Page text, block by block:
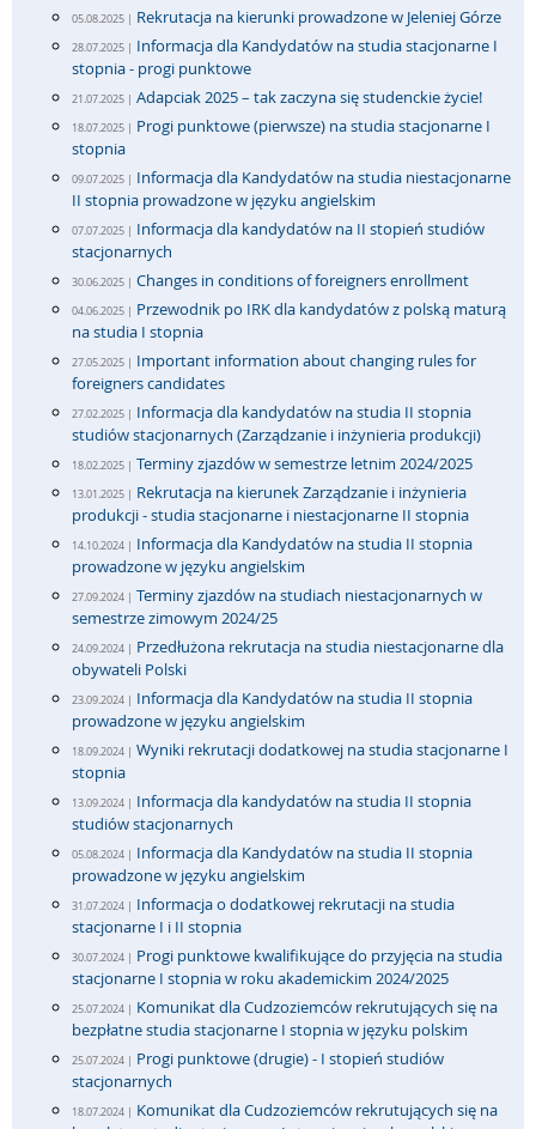
05.08.2025 | Rekrutacja na kierunki prowadzone w Jeleniej Górze
28.07.2025 | Informacja dla Kandydatów na studia stacjonarne I
stopnia - progi punktowe
21.07.2025 | Adapciak 2025 – tak zaczyna się studenckie życie!
18.07.2025 | Progi punktowe (pierwsze) na studia stacjonarne I
stopnia
09.07.2025 | Informacja dla Kandydatów na studia niestacjonarne
II stopnia prowadzone w języku angielskim
07.07.2025 | Informacja dla kandydatów na II stopień studiów
stacjonarnych
30.06.2025 | Changes in conditions of foreigners enrollment
04.06.2025 | Przewodnik po IRK dla kandydatów z polską maturą
na studia I stopnia
27.05.2025 | Important information about changing rules for
foreigners candidates
27.02.2025 | Informacja dla kandydatów na studia II stopnia
studiów stacjonarnych (Zarządzanie i inżynieria produkcji)
18.02.2025 | Terminy zjazdów w semestrze letnim 2024/2025
13.01.2025 | Rekrutacja na kierunek Zarządzanie i inżynieria
produkcji - studia stacjonarne i niestacjonarne II stopnia
14.10.2024 | Informacja dla Kandydatów na studia II stopnia
prowadzone w języku angielskim
27.09.2024 | Terminy zjazdów na studiach niestacjonarnych w
semestrze zimowym 2024/25
24.09.2024 | Przedłużona rekrutacja na studia niestacjonarne dla
obywateli Polski
23.09.2024 | Informacja dla Kandydatów na studia II stopnia
prowadzone w języku angielskim
18.09.2024 | Wyniki rekrutacji dodatkowej na studia stacjonarne I
stopnia
13.09.2024 | Informacja dla kandydatów na studia II stopnia
studiów stacjonarnych
05.08.2024 | Informacja dla Kandydatów na studia II stopnia
prowadzone w języku angielskim
31.07.2024 | Informacja o dodatkowej rekrutacji na studia
stacjonarne I i II stopnia
30.07.2024 | Progi punktowe kwalifikujące do przyjęcia na studia
stacjonarne I stopnia w roku akademickim 2024/2025
25.07.2024 | Komunikat dla Cudzoziemców rekrutujących się na
bezpłatne studia stacjonarne I stopnia w języku polskim
25.07.2024 | Progi punktowe (drugie) - I stopień studiów
stacjonarnych
18.07.2024 | Komunikat dla Cudzoziemców rekrutujących się na